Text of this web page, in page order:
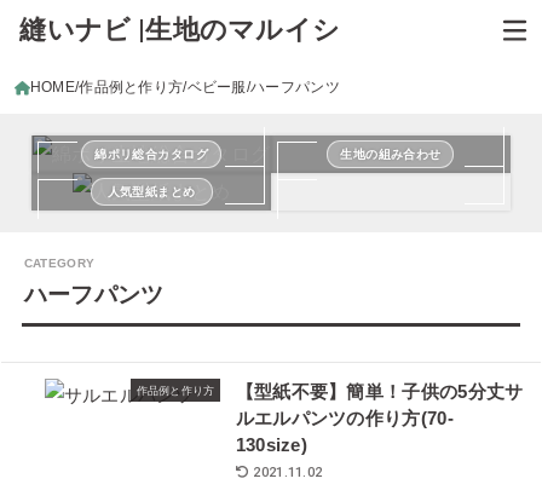
縫いナビ |生地のマルイシ
HOME 作品例と作り方 ベビー服 ハーフパンツ
綿ポリ総合カタログ 生地の組み合わせ
人気型紙まとめ
ハーフパンツ
作品例と作り方
【型紙不要】簡単！子供の5分丈サ
ルエルパンツの作り方(70-
130size)
2021.11.02